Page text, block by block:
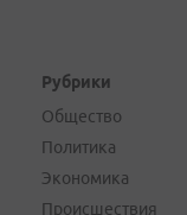
Рубрики
Общество
Политика
Экономика
Происшествия